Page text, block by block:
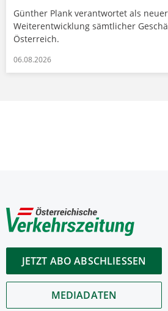
Günther Plank verantwortet als
Weiterentwicklung sämtlicher
Österreich.
06.08.2026
JETZT ABO ABSCHLIESSEN
MEDIADATEN